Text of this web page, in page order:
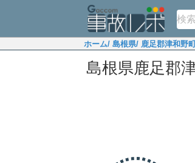
ホーム/ 島根県/ 鹿足郡津和野
島根県鹿足郡